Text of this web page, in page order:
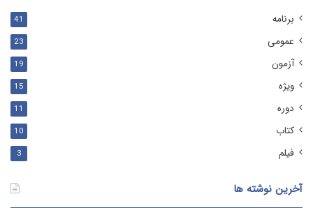
برنامه 41
عمومی 23
آزمون 19
ویژه 15
دوره 11
کتاب 10
فیلم 3
آخرین نوشته ها